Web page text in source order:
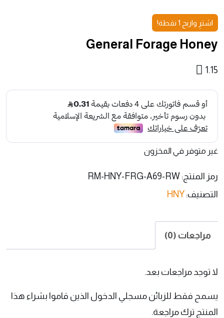
اشترِ واربح 1 نقطة!
General Forage Honey
1.15
غير متوفر في المخزون
رمز المنتج:RM-HNY-FRG-A69-RW
التصنيف:HNY
مراجعات (0)
لا توجد مراجعات بعد.
يسمح فقط للزبائن مسجلي الدخول الذين قاموا بشراء هذا
المنتج ترك مراجعة.